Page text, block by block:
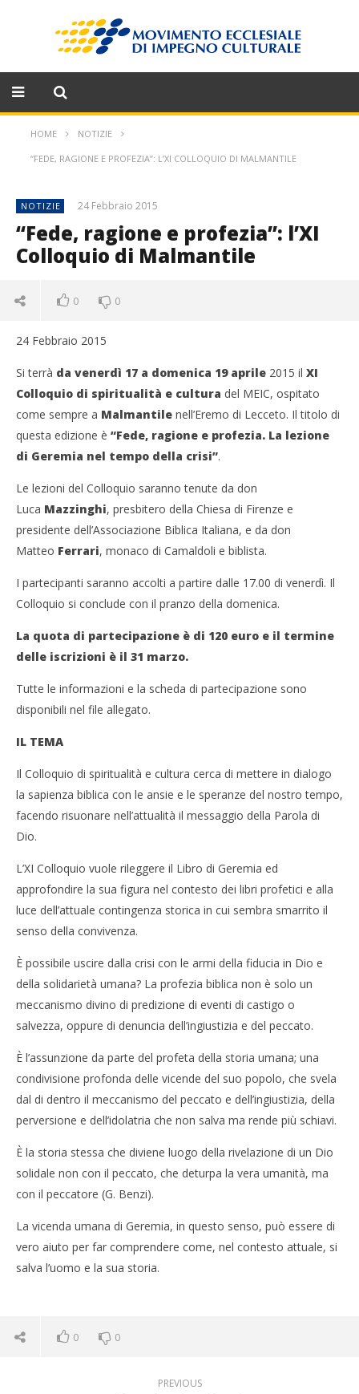
HOME NOTIZIE
“FEDE, RAGIONE E PROFEZIA”: L’XI COLLOQUIO DI MALMANTILE
NOTIZIE 24 Febbraio 2015
“Fede, ragione e profezia”: l’XI
Colloquio di Malmantile
0 0
24 Febbraio 2015
Si terrà da venerdì 17 a domenica 19 aprile 2015 il XI
Colloquio di spiritualità e cultura del MEIC, ospitato
come sempre a Malmantile nell’Eremo di Lecceto. Il titolo di
questa edizione è “Fede, ragione e profezia. La lezione
di Geremia nel tempo della crisi”.
Le lezioni del Colloquio saranno tenute da don
Luca Mazzinghi, presbitero della Chiesa di Firenze e
presidente dell’Associazione Biblica Italiana, e da don
Matteo Ferrari, monaco di Camaldoli e biblista.
I partecipanti saranno accolti a partire dalle 17.00 di venerdì. Il
Colloquio si conclude con il pranzo della domenica.
La quota di partecipazione è di 120 euro e il termine
delle iscrizioni è il 31 marzo.
Tutte le informazioni e la scheda di partecipazione sono
disponibili nel file allegato.
IL TEMA
Il Colloquio di spiritualità e cultura cerca di mettere in dialogo
la sapienza biblica con le ansie e le speranze del nostro tempo,
facendo risuonare nell’attualità il messaggio della Parola di
Dio.
L’XI Colloquio vuole rileggere il Libro di Geremia ed
approfondire la sua figura nel contesto dei libri profetici e alla
luce dell’attuale contingenza storica in cui sembra smarrito il
senso della convivenza.
È possibile uscire dalla crisi con le armi della fiducia in Dio e
della solidarietà umana? La profezia biblica non è solo un
meccanismo divino di predizione di eventi di castigo o
salvezza, oppure di denuncia dell’ingiustizia e del peccato.
È l’assunzione da parte del profeta della storia umana; una
condivisione profonda delle vicende del suo popolo, che svela
dal di dentro il meccanismo del peccato e dell’ingiustizia, della
perversione e dell’idolatria che non salva ma rende più schiavi.
È la storia stessa che diviene luogo della rivelazione di un Dio
solidale non con il peccato, che deturpa la vera umanità, ma
con il peccatore (G. Benzi).
La vicenda umana di Geremia, in questo senso, può essere di
vero aiuto per far comprendere come, nel contesto attuale, si
salva l’uomo e la sua storia.
0 0
PREVIOUS